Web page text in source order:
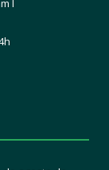
I